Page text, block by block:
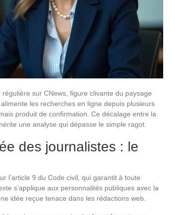
sur CNews, figure clivante du paysage
les recherches en ligne depuis plusieurs
produit de confirmation. Ce décalage entre la
une analyse qui dépasse le simple ragot.
des journalistes : le
l’article 9 du Code civil, qui garantit à toute
s’applique aux personnalités publiques avec la
idée reçue tenace dans les rédactions web.